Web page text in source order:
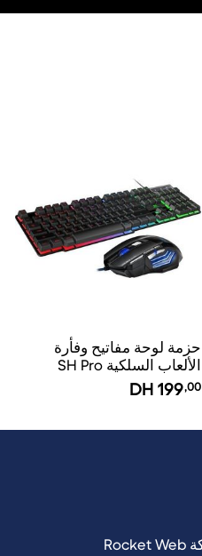
حزمة لوحة مفاتيح وفأرة
الألعاب السلكية SH Pro
Gaming AN-300
199,00